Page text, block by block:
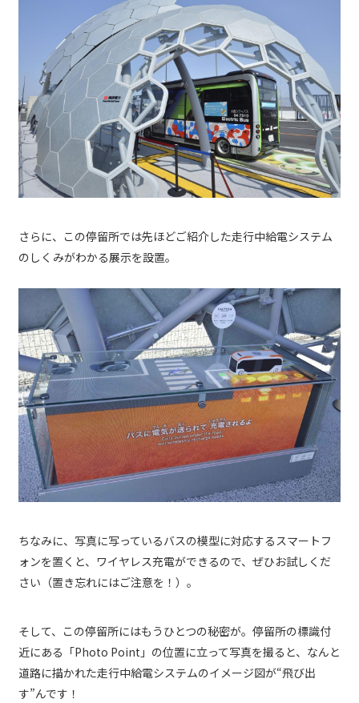
さらに、この停留所では先ほどご紹介した走行中給電システム
のしくみがわかる展示を設置。
ちなみに、写真に写っているバスの模型に対応するスマートフ
ォンを置くと、ワイヤレス充電ができるので、ぜひお試しくだ
さい（置き忘れにはご注意を！）。
そして、この停留所にはもうひとつの秘密が。停留所の標識付
近にある「Photo Point」の位置に立って写真を撮ると、なんと
道路に描かれた走行中給電システムのイメージ図が“飛び出
す”んです！